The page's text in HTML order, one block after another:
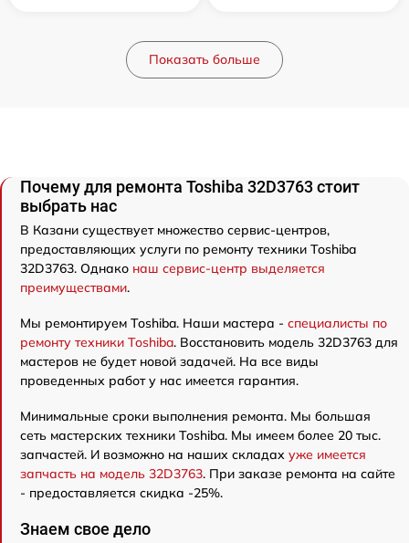
Показать больше
Почему для ремонта Toshiba 32D3763 стоит
выбрать нас
В Казани существует множество сервис-центров,
предоставляющих услуги по ремонту техники Toshiba
32D3763. Однако наш сервис-центр выделяется
преимуществами.
Мы ремонтируем Toshiba. Наши мастера - специалисты по
ремонту техники Toshiba. Восстановить модель 32D3763 для
мастеров не будет новой задачей. На все виды
проведенных работ у нас имеется гарантия.
Минимальные сроки выполнения ремонта. Мы большая
сеть мастерских техники Toshiba. Мы имеем более 20 тыс.
запчастей. И возможно на наших складах уже имеется
запчасть на модель 32D3763. При заказе ремонта на сайте
- предоставляется скидка -25%.
Знаем свое дело